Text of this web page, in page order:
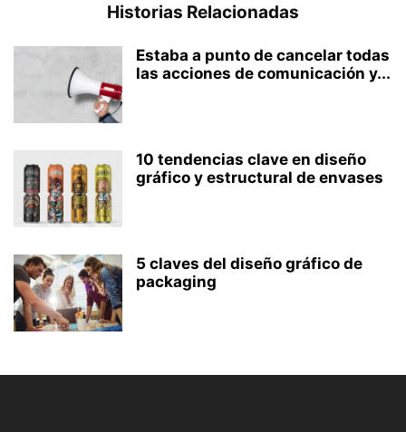
Historias Relacionadas
Estaba a punto de cancelar todas
las acciones de comunicación y...
10 tendencias clave en diseño
gráfico y estructural de envases
5 claves del diseño gráfico de
packaging